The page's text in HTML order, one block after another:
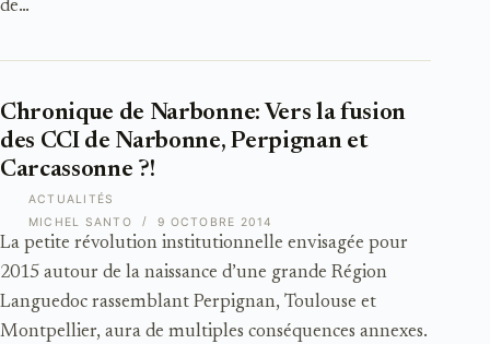
de…
ACTUALITÉS
Chronique de Narbonne: Vers la fusion
des CCI de Narbonne, Perpignan et
Carcassonne ?!
La petite révolution institutionnelle envisagée pour
2015 autour de la naissance d’une grande Région
Languedoc rassemblant Perpignan, Toulouse et
Montpellier, aura de multiples conséquences annexes.
MICHEL SANTO 9 OCTOBRE 2014